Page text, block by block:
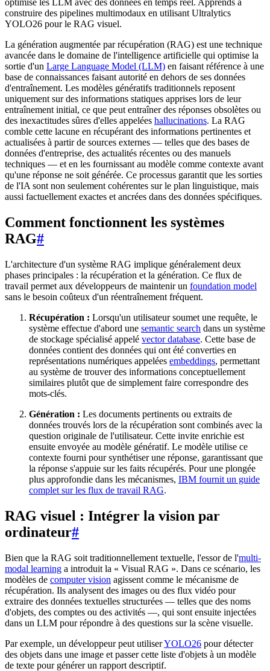
optimise les LLM avec des données en temps réel. Apprends à
construire des pipelines multimodaux en utilisant Ultralytics
YOLO26 pour le RAG visuel.
La génération augmentée par récupération (RAG) est une technique
avancée dans le domaine de l'intelligence artificielle qui optimise la
sortie d'un Large Language Model (LLM) en faisant référence à une
base de connaissances faisant autorité en dehors de ses données
d'entraînement. Les modèles génératifs traditionnels reposent
uniquement sur des informations statiques apprises lors de leur
entraînement initial, ce que peut entraîner des réponses obsolètes ou
des inexactitudes sûres d'elles appelées hallucinations. La RAG
comble cette lacune en récupérant des informations pertinentes et
actualisées à partir de sources externes — telles que des bases de
données d'entreprise, des actualités récentes ou des manuels
techniques — et en les fournissant au modèle comme contexte avant
qu'une réponse ne soit générée. Ce processus garantit que les sorties
de l'IA sont non seulement cohérentes sur le plan linguistique, mais
aussi factuellement exactes et ancrées dans des données spécifiques.
Comment fonctionnent les systèmes
RAG#
L'architecture d'un système RAG implique généralement deux
phases principales : la récupération et la génération. Ce flux de
travail permet aux développeurs de maintenir un foundation model
sans le besoin coûteux d'un réentraînement fréquent.
Récupération : Lorsqu'un utilisateur soumet une requête, le
système effectue d'abord une semantic search dans un système
de stockage spécialisé appelé vector database. Cette base de
données contient des données qui ont été converties en
représentations numériques appelées embeddings, permettant
au système de trouver des informations conceptuellement
similaires plutôt que de simplement faire correspondre des
mots-clés.
Génération : Les documents pertinents ou extraits de
données trouvés lors de la récupération sont combinés avec la
question originale de l'utilisateur. Cette invite enrichie est
ensuite envoyée au modèle génératif. Le modèle utilise ce
contexte fourni pour synthétiser une réponse, garantissant que
la réponse s'appuie sur les faits récupérés. Pour une plongée
plus approfondie dans les mécanismes, IBM fournit un guide
complet sur les flux de travail RAG.
RAG visuel : Intégrer la vision par
ordinateur#
Bien que la RAG soit traditionnellement textuelle, l'essor de l'multi-
modal learning a introduit la « Visual RAG ». Dans ce scénario, les
modèles de computer vision agissent comme le mécanisme de
récupération. Ils analysent des images ou des flux vidéo pour
extraire des données textuelles structurées — telles que des noms
d'objets, des comptes ou des activités —, qui sont ensuite injectées
dans un LLM pour répondre à des questions sur la scène visuelle.
Par exemple, un développeur peut utiliserYOLO26 pour détecter
des objets dans une image et passer cette liste d'objets à un modèle
de texte pour générer un rapport descriptif.